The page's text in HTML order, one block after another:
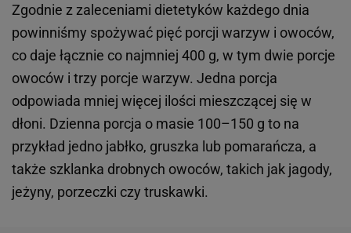
Zgodnie z zaleceniami dietetyków każdego dnia
powinniśmy spożywać pięć porcji warzyw i owoców,
co daje łącznie co najmniej 400 g, w tym dwie porcje
owoców i trzy porcje warzyw. Jedna porcja
odpowiada mniej więcej ilości mieszczącej się w
dłoni. Dzienna porcja o masie 100–150 g to na
przykład jedno jabłko, gruszka lub pomarańcza, a
także szklanka drobnych owoców, takich jak jagody,
jeżyny, porzeczki czy truskawki.